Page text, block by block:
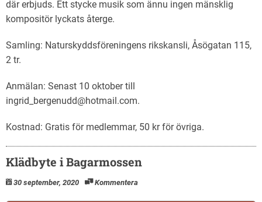
där erbjuds. Ett stycke musik som ännu ingen mänsklig
kompositör lyckats återge.
Samling: Naturskyddsföreningens rikskansli, Åsögatan 115,
2 tr.
Anmälan: Senast 10 oktober till
ingrid_bergenudd@hotmail.com.
Kostnad: Gratis för medlemmar, 50 kr för övriga.
Klädbyte i Bagarmossen
30 september, 2020 Kommentera